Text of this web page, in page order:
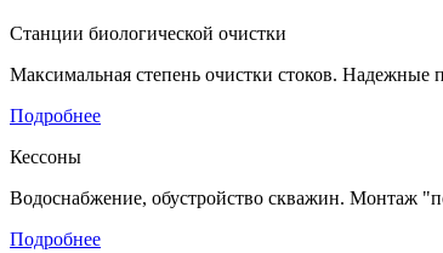
Станции биологической очистки
Максимальная степень очистки стоков. Надежные
Подробнее
Кессоны
Водоснабжение, обустройство скважин. Монтаж
Подробнее